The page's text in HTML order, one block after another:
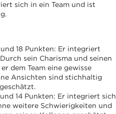
sich in ein Team und ist
18 Punkten: Er integriert
sein Charisma und seinen
dem Team eine gewisse
Ansichten sind stichhaltig
14 Punkten: Er integriert sich
weitere Schwierigkeiten und